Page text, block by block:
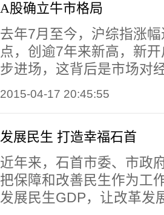
A股确立牛市格局
去年7月至今，沪综指涨
点，创逾7年来新高，新
步进场，这背后是市场对
2015-04-17 20:45:55
发展民生 打造幸福石首
近年来，石首市委、市政
把保障和改善民生作为工
发展民生GDP，让改革发